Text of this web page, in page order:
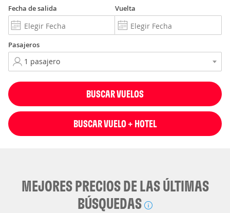
Fecha de salida Vuelta
Pasajeros
BUSCAR VUELOS
BUSCAR VUELO + HOTEL
MEJORES PRECIOS DE LAS ÚLTIMAS
BÚSQUEDAS